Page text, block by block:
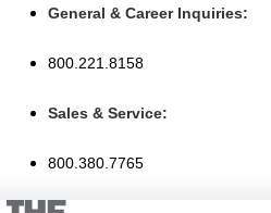
content
General & Career Inquiries:
800.221.8158
Sales & Service:
800.380.7765